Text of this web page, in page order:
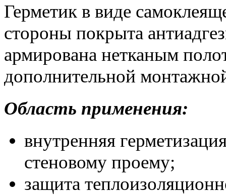
Герметик в виде
стороны покрыта
армирована нетканым
дополнительной
Область применения:
внутренняя
стеновому проему;
защита